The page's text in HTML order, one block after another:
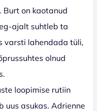
on kaotanud
ajalt suhtleb ta
varsti lahendada tüli,
olnud
loopimise rutiin
uus asukas. Adrienne